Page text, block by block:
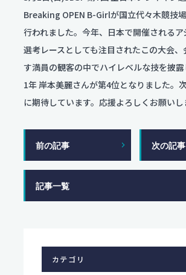
専攻科（専攻科課程）
資料請求
学校評価
交通アクセス
学校施設耐震化への取り組み状況
教職員募集
関連リンク
サイトポリシー
Breaking OPEN B-Girlが国立代々木競技
行われました。今年、日本で開催される
選考レースとしても注目されたこの大会、
す満員の観客の中でハイレベルな技を披
1年 岸本美麗さんが第4位となりました。
に期待しています。応援よろしくお願いし
前の記事 次の記事
記事一覧
カテゴリ